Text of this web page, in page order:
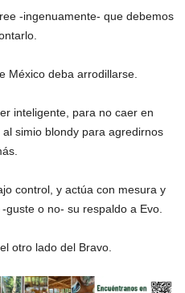
-ingenuamente- que debemos
México deba arrodillarse.
inteligente, para no caer en
simio blondy para agredirnos
control, y actúa con mesura y
o no- su respaldo a Evo.
otro lado del Bravo.